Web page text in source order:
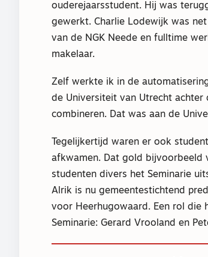
ouderejaarsstudent. Hij was
gewerkt. Charlie Lodewijk was
van de NGK Neede en fulltime
makelaar.
Zelf werkte ik in de
de Universiteit van Utrecht achter
combineren. Dat was aan de
Tegelijkertijd waren er ook
afkwamen. Dat gold bijvoorbeeld
studenten divers het Seminarie
Alrik is nu gemeentestichtend
voor Heerhugowaard. Een rol die
Seminarie: Gerard Vrooland en